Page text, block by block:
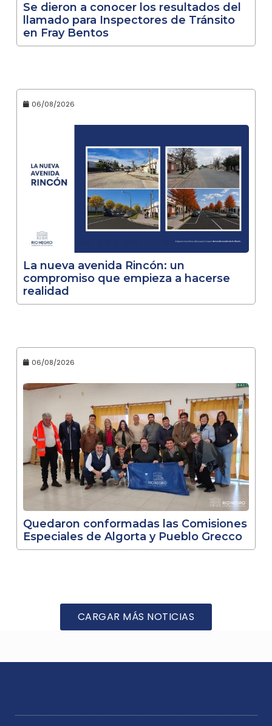
Se dieron a conocer los resultados del
llamado para Inspectores de Tránsito
en Fray Bentos
06/08/2026
La nueva avenida Rincón: un
compromiso que empieza a hacerse
realidad
06/08/2026
Quedaron conformadas las Comisiones
Especiales de Algorta y Pueblo Grecco
CARGAR MÁS NOTICIAS